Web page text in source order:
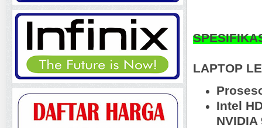
LAPTOP
Intel
NVIDIA